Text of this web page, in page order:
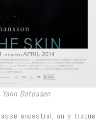
Datessen
ancestral, on y traque